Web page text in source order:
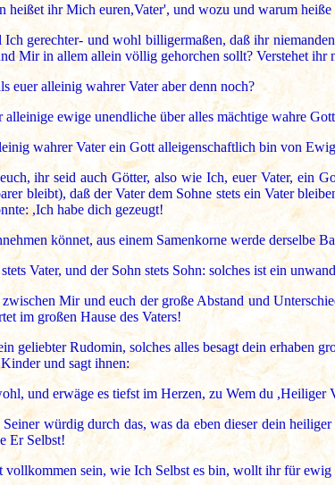
heißet ihr Mich euren,Vater', und wozu und warum
gerechter- und wohl billigermaßen, daß ihr
Mir in allem allein völlig gehorchen sollt? Verstehet ihr
euer alleinig wahrer Vater aber denn noch?
ewige unendliche über alles mächtige wahre
wahrer Vater ein Gott alleigenschaftlich bin von
ihr seid auch Götter, also wie Ich, euer Vater, ein
bleibt), daß der Vater dem Sohne stets ein Vater
,Ich habe dich gezeugt!
könnet, aus einem Samenkorne werde derselbe
Vater, und der Sohn stets Sohn: solches ist ein
Mir und euch der große Abstand und
im großen Hause des Vaters!
geliebter Rudomin, solches alles besagt dein erhaben
und sagt ihnen:
und erwäge es tiefst im Herzen, zu Wem du ,Heiliger
würdig durch das, was da eben dieser dein
Er Selbst!
vollkommen sein, wie Ich Selbst es bin, wollt ihr für